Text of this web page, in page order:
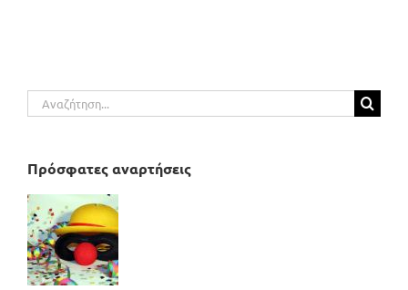
Αναζήτηση
για:
Πρόσφατες αναρτήσεις